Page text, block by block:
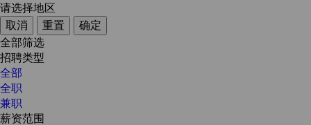
请选择地区
取消
重置
确定
全部筛选
招聘类型
全部
全职
兼职
薪资范围